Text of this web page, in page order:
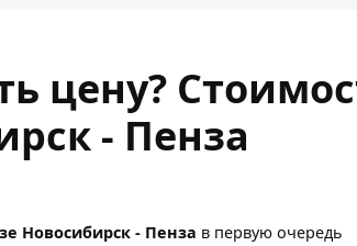
цену?
- Пенза
Новосибирск - Пенза в первую очередь